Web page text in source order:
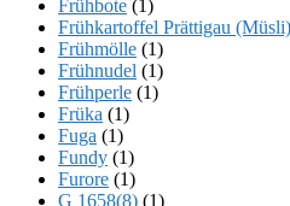
Frühbote (1)
Frühkartoffel Prättigau (Müsli)
Frühmölle (1)
Frühnudel (1)
Frühperle (1)
Früka (1)
Fuga (1)
Fundy (1)
Furore (1)
G 1658(8) (1)